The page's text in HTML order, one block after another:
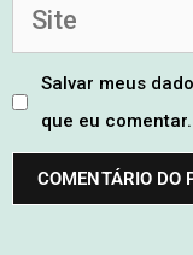
Salvar meus
que eu comentar.